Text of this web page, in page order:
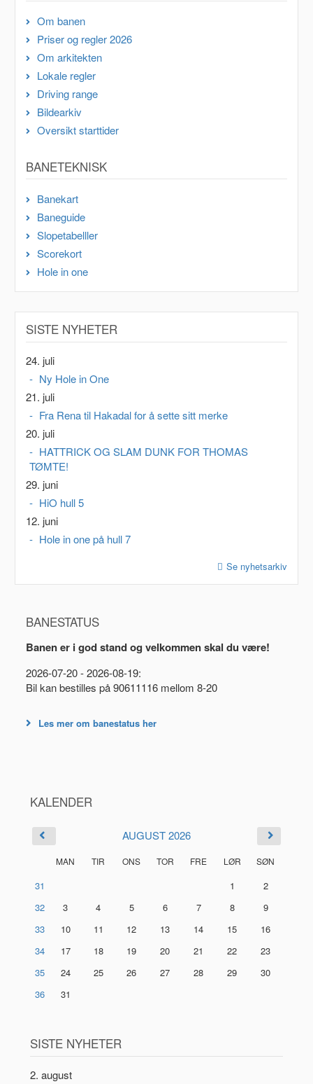
Om banen
Priser og regler 2026
Om arkitekten
Lokale regler
Driving range
Bildearkiv
Oversikt starttider
BANETEKNISK
Banekart
Baneguide
Slopetabelller
Scorekort
Hole in one
SISTE NYHETER
24. juli
Ny Hole in One
21. juli
Fra Rena til Hakadal for å sette sitt merke
20. juli
HATTRICK OG SLAM DUNK FOR THOMAS
TØMTE!
29. juni
HiO hull 5
12. juni
Hole in one på hull 7
Se nyhetsarkiv
BANESTATUS
Banen er i god stand og velkommen skal du være!
2026-07-20 - 2026-08-19:
Bil kan bestilles på 90611116 mellom 8-20
Les mer om banestatus her
KALENDER
AUGUST 2026
MAN TIR ONS TOR FRE LØR SØN
31 1
2
32
3 4 5 6 7 8
9
33
10 11 12 13 14 15
16
34
17 18 19 20 21 22
23
35
24 25 26 27 28 29
30
36
31
SISTE NYHETER
2. august